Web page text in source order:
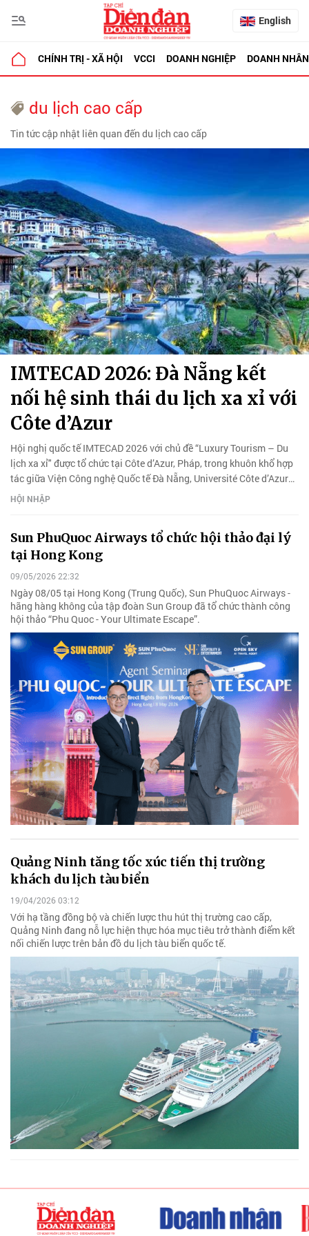
English
CHÍNH TRỊ - XÃ HỘI VCCI DOANH NGHIỆP DOANH NHÂN
du lịch cao cấp
Tin tức cập nhật liên quan đến du lịch cao cấp
IMTECAD 2026: Đà Nẵng kết
nối hệ sinh thái du lịch xa xỉ với
Côte d’Azur
Hội nghị quốc tế IMTECAD 2026 với chủ đề “Luxury Tourism – Du
lịch xa xỉ" được tổ chức tại Côte d’Azur, Pháp, trong khuôn khổ hợp
tác giữa Viện Công nghệ Quốc tế Đà Nẵng, Université Côte d’Azur
và Hiệp hội Du lịch Đà Nẵng.
HỘI NHẬP
Sun PhuQuoc Airways tổ chức hội thảo đại lý
tại Hong Kong
09/05/2026 22:32
Ngày 08/05 tại Hong Kong (Trung Quốc), Sun PhuQuoc Airways -
hãng hàng không của tập đoàn Sun Group đã tổ chức thành công
hội thảo “Phu Quoc - Your Ultimate Escape”.
Quảng Ninh tăng tốc xúc tiến thị trường
khách du lịch tàu biển
19/04/2026 03:12
Với hạ tầng đồng bộ và chiến lược thu hút thị trường cao cấp,
Quảng Ninh đang nỗ lực hiện thực hóa mục tiêu trở thành điểm kết
nối chiến lược trên bản đồ du lịch tàu biển quốc tế.